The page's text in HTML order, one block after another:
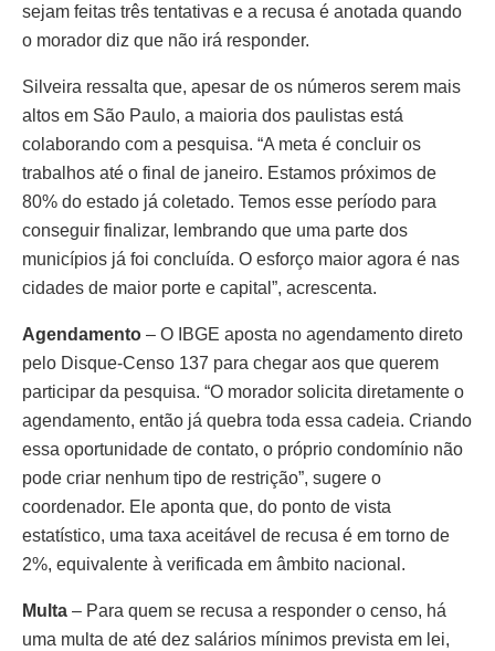
sejam feitas três tentativas e a recusa é anotada quando
o morador diz que não irá responder.
Silveira ressalta que, apesar de os números serem mais
altos em São Paulo, a maioria dos paulistas está
colaborando com a pesquisa. “A meta é concluir os
trabalhos até o final de janeiro. Estamos próximos de
80% do estado já coletado. Temos esse período para
conseguir finalizar, lembrando que uma parte dos
municípios já foi concluída. O esforço maior agora é nas
cidades de maior porte e capital”, acrescenta.
Agendamento – O IBGE aposta no agendamento direto
pelo Disque-Censo 137 para chegar aos que querem
participar da pesquisa. “O morador solicita diretamente o
agendamento, então já quebra toda essa cadeia. Criando
essa oportunidade de contato, o próprio condomínio não
pode criar nenhum tipo de restrição”, sugere o
coordenador. Ele aponta que, do ponto de vista
estatístico, uma taxa aceitável de recusa é em torno de
2%, equivalente à verificada em âmbito nacional.
Multa – Para quem se recusa a responder o censo, há
uma multa de até dez salários mínimos prevista em lei,